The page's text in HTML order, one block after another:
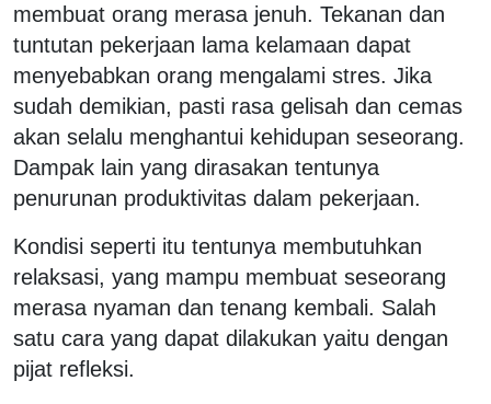
membuat orang merasa jenuh. Tekanan dan
tuntutan pekerjaan lama kelamaan dapat
menyebabkan orang mengalami stres. Jika
sudah demikian, pasti rasa gelisah dan cemas
akan selalu menghantui kehidupan seseorang.
Dampak lain yang dirasakan tentunya
penurunan produktivitas dalam pekerjaan.
Kondisi seperti itu tentunya membutuhkan
relaksasi, yang mampu membuat seseorang
merasa nyaman dan tenang kembali. Salah
satu cara yang dapat dilakukan yaitu dengan
pijat refleksi.